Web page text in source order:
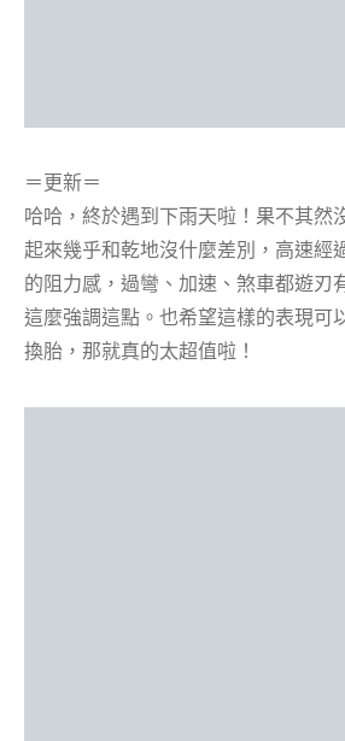
＝更新＝
哈哈，終於遇到下雨天啦！果不其然
起來幾乎和乾地沒什麼差別，高速經
的阻力感，過彎、加速、煞車都遊刃
這麼強調這點。也希望這樣的表現可
換胎，那就真的太超值啦！